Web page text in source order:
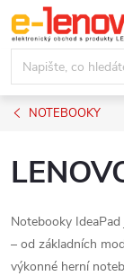
Přejít
na
obsah
NOTEBOOKY
Notebooky
– od základních
výkonné herní